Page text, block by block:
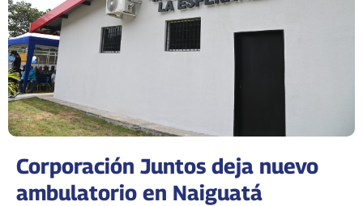
Corporación Juntos deja nuevo
ambulatorio en Naiguatá